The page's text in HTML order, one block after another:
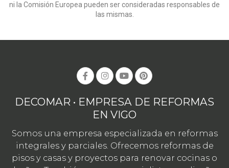
ni la Comisión Europea pueden ser consideradas responsables de
las mismas.
DECOMAR • EMPRESA DE REFORMAS
EN VIGO
Somos una empresa especializada en reformas
integrales y parciales. Ofrecemos reformas de
pisos y casas y proyectos para renovar cocinas o